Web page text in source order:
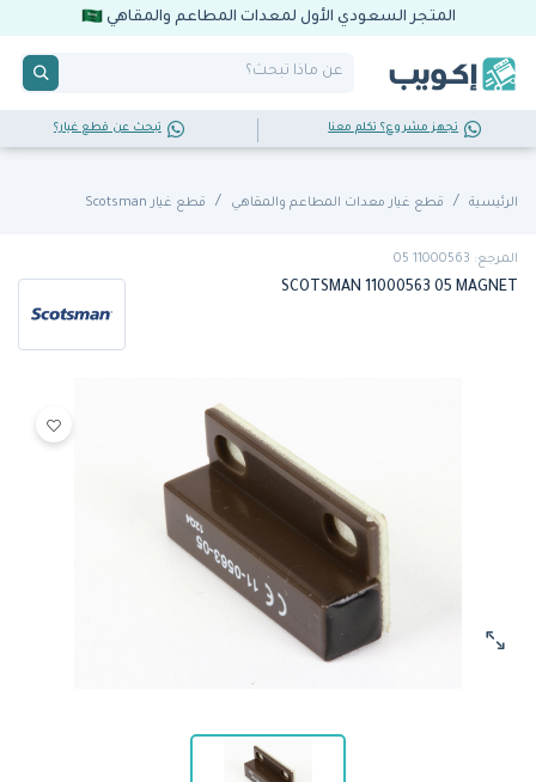
المتجر السعودي الأول لمعدات المطاعم والمقاهي
تجهز مشروع؟ تكلم معنا تبحث عن قطع غيار؟
الرئيسية قطع غيار معدات المطاعم والمقاهي قطع غيار Scotsman
المرجع: 11000563 05
SCOTSMAN 11000563 05 MAGNET